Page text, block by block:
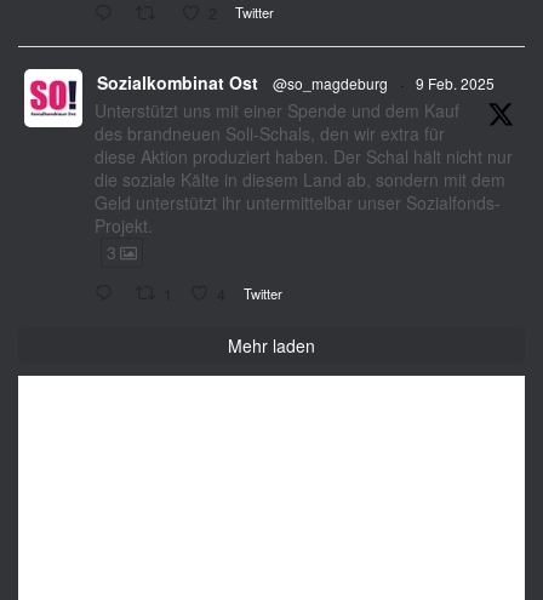
Twitter
Sozialkombinat Ost @so_magdeburg · 9 Feb. 2025
Unterstützt uns mit einer Spende und dem Kauf
des brandneuen Soli-Schals, den wir extra für
diese Aktion produziert haben. Der Schal hält nicht nur
die soziale Kälte in diesem Land ab, sondern mit dem
Geld unterstützt ihr untermittelbar unser Sozialfonds-
Projekt.
3
Twitter
Mehr laden